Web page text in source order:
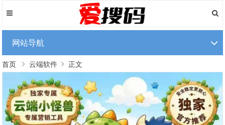
网站导航
首页 云端软件 正文